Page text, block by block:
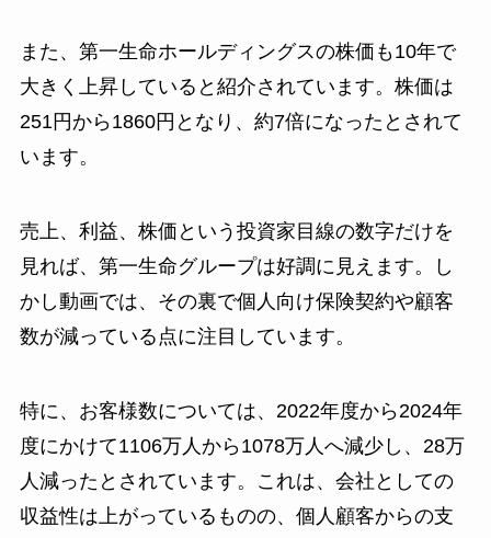
また、第一生命ホールディングスの株価も10年で
大きく上昇していると紹介されています。株価は
251円から1860円となり、約7倍になったとされて
います。
売上、利益、株価という投資家目線の数字だけを
見れば、第一生命グループは好調に見えます。し
かし動画では、その裏で個人向け保険契約や顧客
数が減っている点に注目しています。
特に、お客様数については、2022年度から2024年
度にかけて1106万人から1078万人へ減少し、28万
人減ったとされています。これは、会社としての
収益性は上がっているものの、個人顧客からの支